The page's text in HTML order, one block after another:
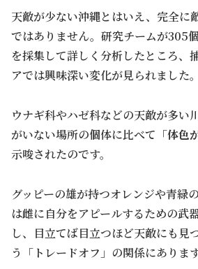
天敵が少ない沖縄とはいえ、完全に
ではありません。研究チームが305
を採集して詳しく分析したところ、
アでは興味深い変化が見られました。
ウナギ科やハゼ科などの天敵が多い
がいない場所の個体に比べて 「体色
示唆されたのです。
グッピーの雄が持つオレンジや青緑
は雌に自分をアピールするための武
し、目立てば目立つほど天敵にも見
う「トレードオフ」の関係にあります